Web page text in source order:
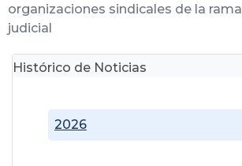
organizaciones sindicales de la rama
judicial
Histórico de Noticias
2026